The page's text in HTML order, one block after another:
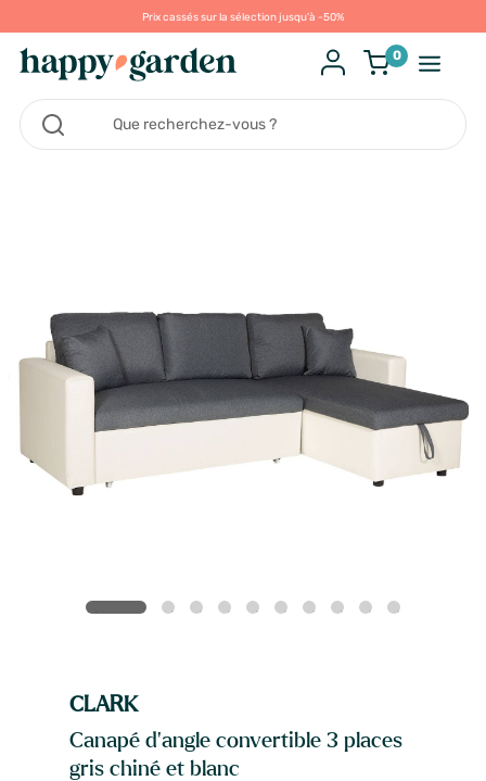
Prix cassés sur la sélection jusqu'à -50%
0
CLARK
Canapé d'angle convertible 3 places
gris chiné et blanc